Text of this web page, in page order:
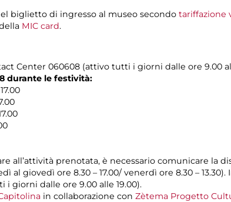
biglietto di ingresso al museo secondo tariffazione
MIC card.
Center 060608 (attivo tutti i giorni dalle ore 9.00
durante le festività:
all’attività prenotata, è necessario comunicare la
al giovedì ore 8.30 – 17.00/ venerdì ore 8.30 –
giorni dalle ore 9.00 alle 19.00).
in collaborazione con Zètema Progetto